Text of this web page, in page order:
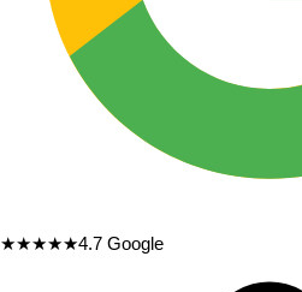
★★★★★4.7 Google